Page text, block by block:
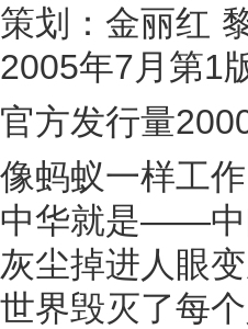
策划：金丽红
2005年7月第1
官方发行量
像蚂蚁一样工
中华就是——中
灰尘掉进人眼
世界毁灭了每